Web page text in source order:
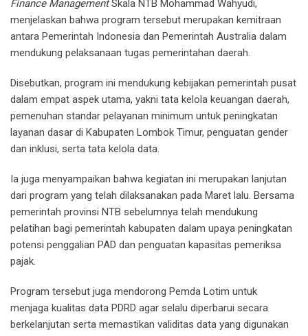
Finance ManagementSkala NTB Mohammad Wahyudi,
menjelaskan bahwa program tersebut merupakan kemitraan
antara Pemerintah Indonesia dan Pemerintah Australia dalam
mendukung pelaksanaan tugas pemerintahan daerah.
Disebutkan, program ini mendukung kebijakan pemerintah pusat
dalam empat aspek utama, yakni tata kelola keuangan daerah,
pemenuhan standar pelayanan minimum untuk peningkatan
layanan dasar di Kabupaten Lombok Timur, penguatan gender
dan inklusi, serta tata kelola data.
Ia juga menyampaikan bahwa kegiatan ini merupakan lanjutan
dari program yang telah dilaksanakan pada Maret lalu. Bersama
pemerintah provinsi NTB sebelumnya telah mendukung
pelatihan bagi pemerintah kabupaten dalam upaya peningkatan
potensi penggalian PAD dan penguatan kapasitas pemeriksa
pajak.
Program tersebut juga mendorong Pemda Lotim untuk
menjaga kualitas data PDRD agar selalu diperbarui secara
berkelanjutan serta memastikan validitas data yang digunakan